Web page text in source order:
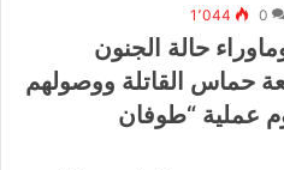
0 1٬044
حالة الجنون
حماس القاتلة ووصولهم
عملية “طوفان